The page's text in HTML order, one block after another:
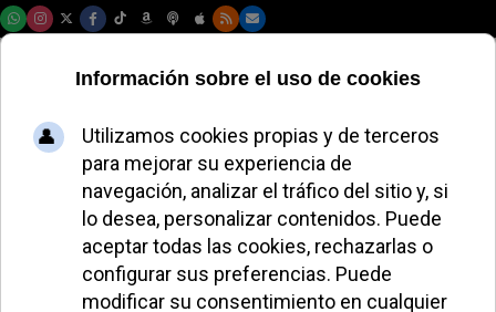
La crisis de Cáritas
en Alemania
evidencia el declive